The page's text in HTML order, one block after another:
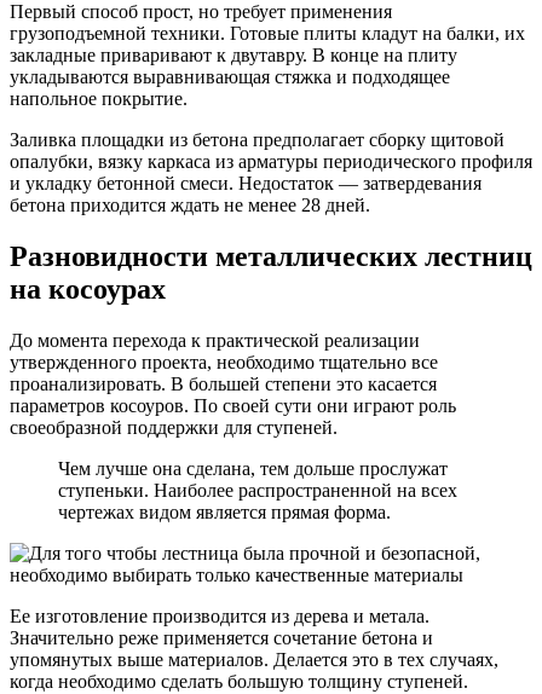
Первый способ прост, но требует применения
грузоподъемной техники. Готовые плиты кладут на балки, их
закладные приваривают к двутавру. В конце на плиту
укладываются выравнивающая стяжка и подходящее
напольное покрытие.
Заливка площадки из бетона предполагает сборку щитовой
опалубки, вязку каркаса из арматуры периодического профиля
и укладку бетонной смеси. Недостаток — затвердевания
бетона приходится ждать не менее 28 дней.
Разновидности металлических лестниц
на косоурах
До момента перехода к практической реализации
утвержденного проекта, необходимо тщательно все
проанализировать. В большей степени это касается
параметров косоуров. По своей сути они играют роль
своеобразной поддержки для ступеней.
Чем лучше она сделана, тем дольше прослужат
ступеньки. Наиболее распространенной на всех
чертежах видом является прямая форма.
Ее изготовление производится из дерева и метала.
Значительно реже применяется сочетание бетона и
упомянутых выше материалов. Делается это в тех случаях,
когда необходимо сделать большую толщину ступеней.